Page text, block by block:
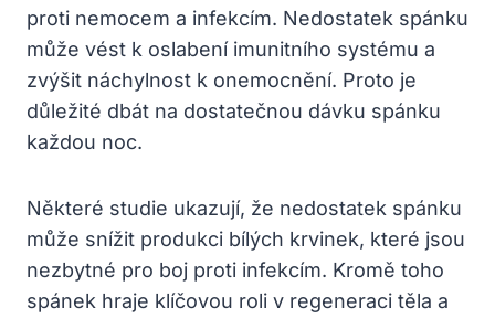
proti nemocem a infekcím. Nedostatek spánku
může vést k oslabení imunitního systému a
zvýšit náchylnost k onemocnění. Proto je
důležité dbát na dostatečnou dávku spánku
každou noc.
Některé studie ukazují, že nedostatek spánku
může snížit produkci bílých krvinek, které jsou
nezbytné pro boj proti infekcím. Kromě toho
spánek hraje klíčovou roli v regeneraci těla a